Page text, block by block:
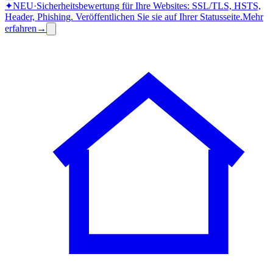
✦NEU·Sicherheitsbewertung für Ihre Websites: SSL/TLS, HSTS,
Header, Phishing. Veröffentlichen Sie sie auf Ihrer Statusseite.Mehr
erfahren →